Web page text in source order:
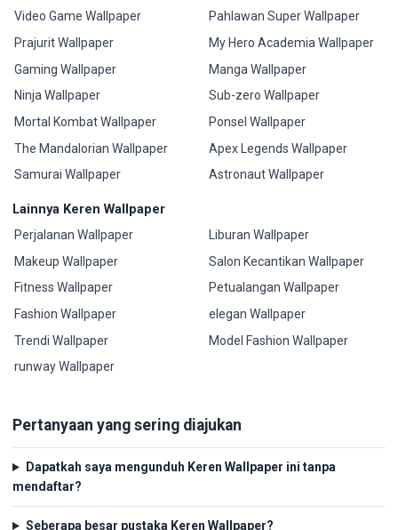
Video Game Wallpaper
Prajurit Wallpaper
Gaming Wallpaper
Ninja Wallpaper
Mortal Kombat Wallpaper
The Mandalorian Wallpaper
Samurai Wallpaper
Pahlawan Super Wallpaper
My Hero Academia Wallpaper
Manga Wallpaper
Sub-zero Wallpaper
Ponsel Wallpaper
Apex Legends Wallpaper
Astronaut Wallpaper
Lainnya Keren Wallpaper
Perjalanan Wallpaper
Makeup Wallpaper
Fitness Wallpaper
Fashion Wallpaper
Trendi Wallpaper
runway Wallpaper
Liburan Wallpaper
Salon Kecantikan Wallpaper
Petualangan Wallpaper
elegan Wallpaper
Model Fashion Wallpaper
Pertanyaan yang sering diajukan
Dapatkah saya mengunduh Keren Wallpaper ini tanpa
mendaftar?
Seberapa besar pustaka Keren Wallpaper?